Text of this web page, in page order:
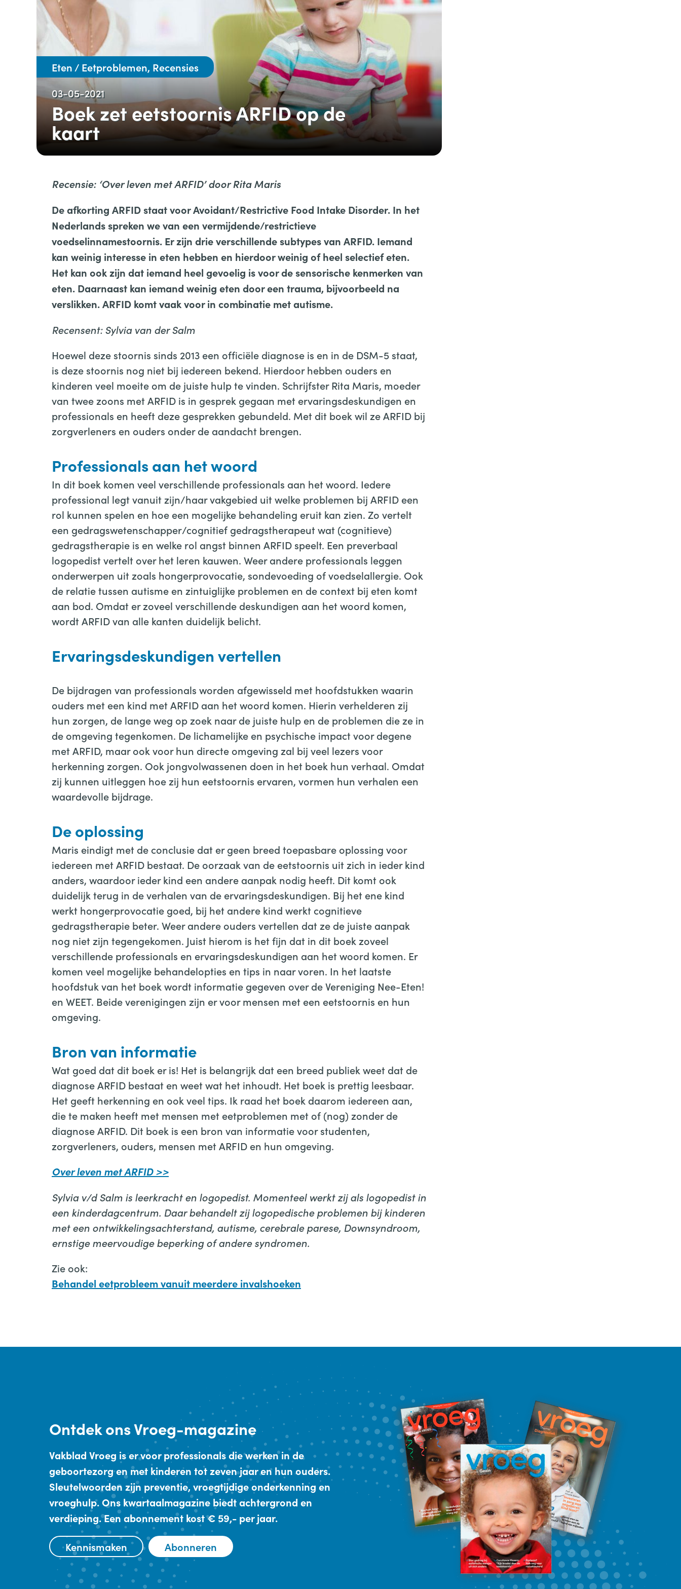
Eten / Eetproblemen, Recensies
03-05-2021
Boek zet eetstoornis ARFID op de
kaart
Recensie: ‘Over leven met ARFID’ door Rita Maris
De afkorting ARFID staat voor Avoidant/Restrictive Food Intake Disorder. In het
Nederlands spreken we van een vermijdende/restrictieve
voedselinnamestoornis. Er zijn drie verschillende subtypes van ARFID. Iemand
kan weinig interesse in eten hebben en hierdoor weinig of heel selectief eten.
Het kan ook zijn dat iemand heel gevoelig is voor de sensorische kenmerken van
eten. Daarnaast kan iemand weinig eten door een trauma, bijvoorbeeld na
verslikken.ARFID komt vaak voor in combinatie met autisme.
Recensent: Sylvia van der Salm
Hoewel deze stoornis sinds 2013 een officiële diagnose is en in de DSM-5 staat,
is deze stoornis nog niet bij iedereen bekend. Hierdoor hebben ouders en
kinderen veel moeite om de juiste hulp te vinden. Schrijfster Rita Maris, moeder
van twee zoons met ARFID is in gesprek gegaan met ervaringsdeskundigen en
professionals en heeft deze gesprekken gebundeld. Met dit boek wil ze ARFID bij
zorgverleners en ouders onder de aandacht brengen.
Professionals aan het woord
In dit boek komen veel verschillende professionals aan het woord. Iedere
professional legt vanuit zijn/haar vakgebied uit welke problemen bij ARFID een
rol kunnen spelen en hoe een mogelijke behandeling eruit kan zien. Zo vertelt
een gedragswetenschapper/cognitief gedragstherapeut wat (cognitieve)
gedragstherapie is en welke rol angst binnen ARFID speelt. Een preverbaal
logopedist vertelt over het leren kauwen. Weer andere professionals leggen
onderwerpen uit zoals hongerprovocatie, sondevoeding of voedselallergie. Ook
de relatie tussen autisme en zintuiglijke problemen en de context bij eten komt
aan bod. Omdat er zoveel verschillende deskundigen aan het woord komen,
wordt ARFID van alle kanten duidelijk belicht.
Ervaringsdeskundigen vertellen
De bijdragen van professionals worden afgewisseld met hoofdstukken waarin
ouders met een kind met ARFID aan het woord komen. Hierin verhelderen zij
hun zorgen, de lange weg op zoek naar de juiste hulp en de problemen die ze in
de omgeving tegenkomen. De lichamelijke en psychische impact voor degene
met ARFID, maar ook voor hun directe omgeving zal bij veel lezers voor
herkenning zorgen. Ook jongvolwassenen doen in het boek hun verhaal. Omdat
zij kunnen uitleggen hoe zij hun eetstoornis ervaren, vormen hun verhalen een
waardevolle bijdrage.
De oplossing
Maris eindigt met de conclusie dat er geen breed toepasbare oplossing voor
iedereen met ARFID bestaat. De oorzaak van de eetstoornis uit zich in ieder kind
anders, waardoor ieder kind een andere aanpak nodig heeft. Dit komt ook
duidelijk terug in de verhalen van de ervaringsdeskundigen. Bij het ene kind
werkt hongerprovocatie goed, bij het andere kind werkt cognitieve
gedragstherapie beter. Weer andere ouders vertellen dat ze de juiste aanpak
nog niet zijn tegengekomen. Juist hierom is het fijn dat in dit boek zoveel
verschillende professionals en ervaringsdeskundigen aan het woord komen. Er
komen veel mogelijke behandelopties en tips in naar voren. In het laatste
hoofdstuk van het boek wordt informatie gegeven over de Vereniging Nee-Eten!
en WEET. Beide verenigingen zijn er voor mensen met een eetstoornis en hun
omgeving.
Bron van informatie
Wat goed dat dit boek er is! Het is belangrijk dat een breed publiek weet dat de
diagnose ARFID bestaat en weet wat het inhoudt. Het boek is prettig leesbaar.
Het geeft herkenning en ook veel tips. Ik raad het boek daarom iedereen aan,
die te maken heeft met mensen met eetproblemen met of (nog) zonder de
diagnose ARFID. Dit boek is een bron van informatie voor studenten,
zorgverleners, ouders, mensen met ARFID en hun omgeving.
Over leven met ARFID >>
Sylvia v/d Salm is leerkracht en logopedist. Momenteel werkt zij als logopedist in
een kinderdagcentrum. Daar behandelt zij logopedische problemen bij kinderen
met een ontwikkelingsachterstand, autisme, cerebrale parese, Downsyndroom,
ernstige meervoudige beperking of andere syndromen.
Zie ook:
Behandel eetprobleem vanuit meerdere invalshoeken
Ontdekons Vroeg-magazine
Vakblad Vroeg is er voor professionals die werken in de
geboortezorg en met kinderen tot zeven jaar en hun ouders.
Sleutelwoorden zijn preventie, vroegtijdige onderkenning en
vroeghulp. Ons kwartaalmagazine biedt achtergrond en
verdieping. Een abonnement kost € 59,- per jaar.
Kennismaken Abonneren